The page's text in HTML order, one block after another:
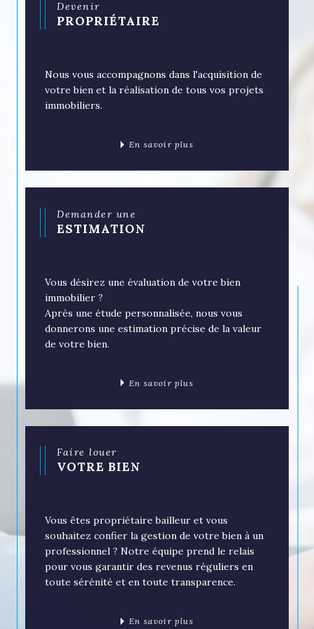
Devenir
PROPRIÉTAIRE
Nous vous accompagnons dans l'acquisition de
votre bien et la réalisation de tous vos projets
immobiliers.
En savoir plus
Demander une
ESTIMATION
Vous désirez une évaluation de votre bien
immobilier ?
Après une étude personnalisée, nous vous
donnerons une estimation précise de la valeur
de votre bien.
En savoir plus
Faire louer
VOTRE BIEN
Vous êtes propriétaire bailleur et vous
souhaitez confier la gestion de votre bien à un
professionnel ? Notre équipe prend le relais
pour vous garantir des revenus réguliers en
toute sérénité et en toute transparence.
En savoir plus